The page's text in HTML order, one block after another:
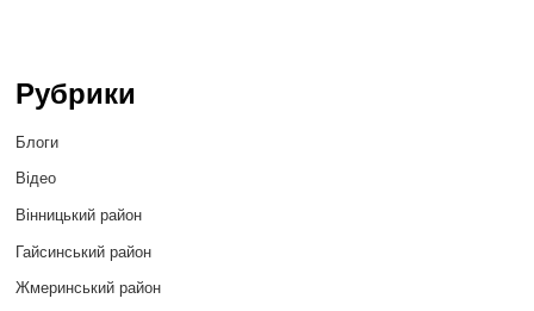
Рубрики
Блоги
Відео
Вінницький район
Гайсинський район
Жмеринський район